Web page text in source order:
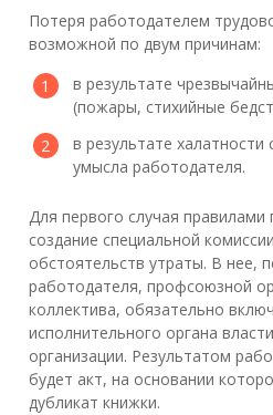
Потеря работодателем
возможной по двум причинам:
в результате
(пожары, стихийные
в результате халатности
умысла работодателя.
Для первого случая правилами
создание специальной
обстоятельств утраты. В нее,
работодателя, профсоюзной
коллектива, обязательно
исполнительного органа
организации. Результатом
будет акт, на основании
дубликат книжки.